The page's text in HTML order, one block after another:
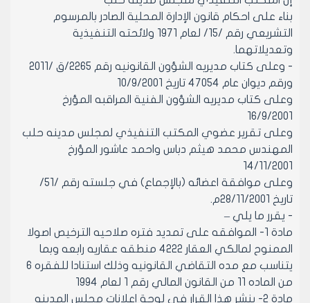
بناء على احكام قانون الإدارة المحلية الصادر بالمرسوم
التشريعي رقم /15/ لعام 1971 ولائحته التنفيذية
وتعديلاتهما.
- وعلى كتاب مديريه الشؤون القانونيه رقم 2265/ق /2011
ورقم ديوان عام 47054 تاريخ 10/9/2001
وعلى كتاب مديريه الشؤون الفنية المراقبه المؤرخ
16/9/2001
وعلى تقرير عضوي المكتب التنفيذي لمجلس مدينه حلب
المهندس محمد هيثم دباس واحمد عاشور المؤرخ
14/11/2001
وعلى موافقة اعضائه (بالإجماع) في جلسته رقم /51/
تاريخ 28/11/2001م.
- يقرر ما يلي –
مادة 1- الموافقه على تمديد فتره صلاحيه الترخيص اصولا
الممنوح لمالكي العقار 4222 منطقه عقاريه رابعه وبما
يتناسب مع مده التقاضي القانونيه وذلك استنادا للفقره 6
من الماده 11 من القانون المالي رقم 1 لعام 1994
مادة 2- ينشر هذا القرار في لوحة اعلانات مجلس المدينه